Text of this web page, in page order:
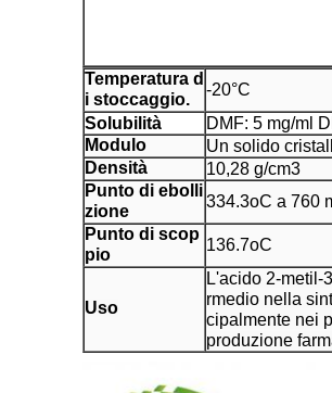
Temperatura d
i stoccaggio.
-20°C
Solubilità
DMF: 5 mg/ml
Modulo
Un solido
Densità
10,28 g/cm3
Punto di ebolli
zione
334.3oC a 760
Punto di scop
pio
136.7oC
Uso
L'acido 2-metil-
rmedio nella
cipalmente nei
produzione